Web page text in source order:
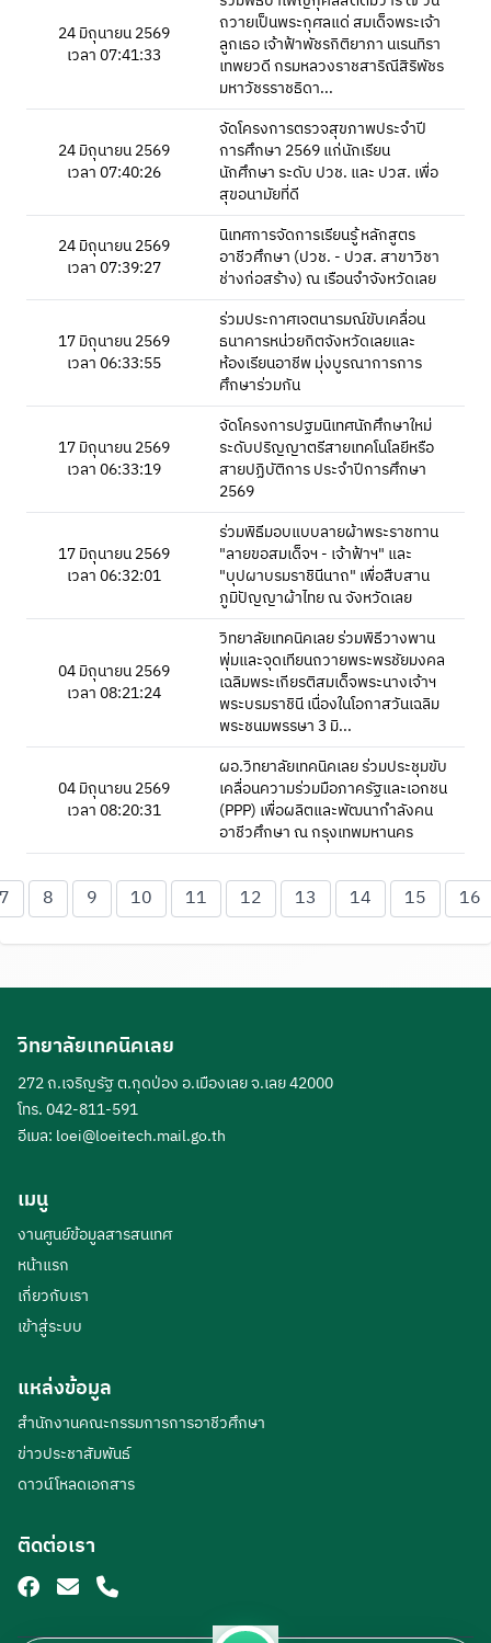
24 มิถุนายน 2569
เวลา 07:41:33
ถวายเป็นพระกุศลแด่ สมเด็จพระเจ้า
ลูกเธอ เจ้าฟ้าพัชรกิติยาภา นเรนทิรา
เทพยวดี กรมหลวงราชสาริณีสิริพัชร
มหาวัชรราชธิดา...
24 มิถุนายน 2569
เวลา 07:40:26
จัดโครงการตรวจสุขภาพประจำปี
การศึกษา 2569 แก่นักเรียน
นักศึกษา ระดับ ปวช. และ ปวส. เพื่อ
สุขอนามัยที่ดี
24 มิถุนายน 2569
เวลา 07:39:27
นิเทศการจัดการเรียนรู้ หลักสูตร
อาชีวศึกษา (ปวช. - ปวส. สาขาวิชา
ช่างก่อสร้าง) ณ เรือนจำจังหวัดเลย
17 มิถุนายน 2569
เวลา 06:33:55
ร่วมประกาศเจตนารมณ์ขับเคลื่อน
ธนาคารหน่วยกิตจังหวัดเลยและ
ห้องเรียนอาชีพ มุ่งบูรณาการการ
ศึกษาร่วมกัน
17 มิถุนายน 2569
เวลา 06:33:19
จัดโครงการปฐมนิเทศนักศึกษาใหม่
ระดับปริญญาตรีสายเทคโนโลยีหรือ
สายปฏิบัติการ ประจำปีการศึกษา
2569
17 มิถุนายน 2569
เวลา 06:32:01
ร่วมพิธีมอบแบบลายผ้าพระราชทาน
"ลายขอสมเด็จฯ - เจ้าฟ้าฯ" และ
"บุปผาบรมราชินีนาถ" เพื่อสืบสาน
ภูมิปัญญาผ้าไทย ณ จังหวัดเลย
04 มิถุนายน 2569
เวลา 08:21:24
วิทยาลัยเทคนิคเลย ร่วมพิธีวางพาน
พุ่มและจุดเทียนถวายพระพรชัยมงคล
เฉลิมพระเกียรติสมเด็จพระนางเจ้าฯ
พระบรมราชินี เนื่องในโอกาสวันเฉลิม
พระชนมพรรษา 3 มิ...
04 มิถุนายน 2569
เวลา 08:20:31
ผอ.วิทยาลัยเทคนิคเลย ร่วมประชุมขับ
เคลื่อนความร่วมมือภาครัฐและเอกชน
(PPP) เพื่อผลิตและพัฒนากำลังคน
อาชีวศึกษา ณ กรุงเทพมหานคร
7 8 9 10 11 12 13 14 15 16
วิทยาลัยเทคนิคเลย
272 ถ.เจริญรัฐ ต.กุดป่อง อ.เมืองเลย จ.เลย 42000
โทร. 042-811-591
อีเมล: loei@loeitech.mail.go.th
เมนู
งานศูนย์ข้อมูลสารสนเทศ
หน้าแรก
เกี่ยวกับเรา
เข้าสู่ระบบ
แหล่งข้อมูล
สำนักงานคณะกรรมการการอาชีวศึกษา
ข่าวประชาสัมพันธ์
ดาวน์โหลดเอกสาร
ติดต่อเรา